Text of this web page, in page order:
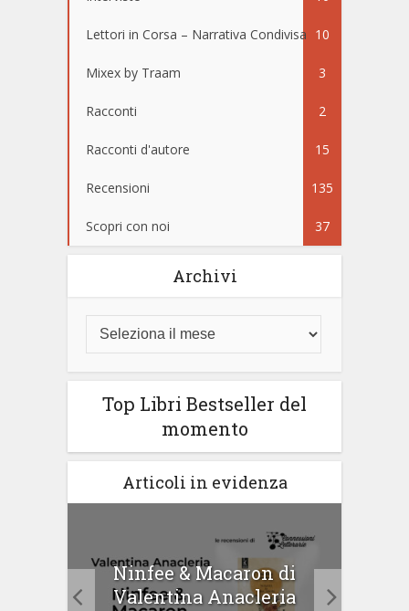
Lettori in Corsa – Narrativa Condivisa 10
Mixex by Traam 3
Racconti 2
Racconti d'autore 15
Recensioni 135
Scopri con noi 37
Archivi
Top Libri Bestseller del
momento
Articoli in evidenza
Ninfee & Macaron di
Valentina Anacleria